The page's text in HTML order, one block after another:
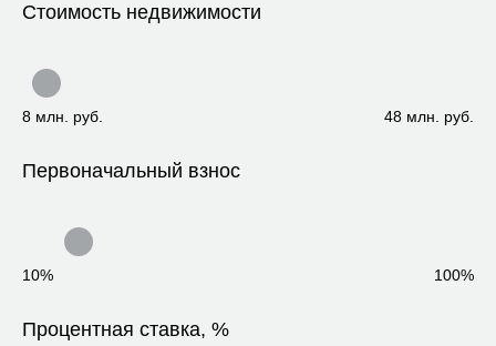
Стоимость недвижимости
8 млн. руб. 48 млн. руб.
Первоначальный взнос
10% 100%
Процентная ставка, %